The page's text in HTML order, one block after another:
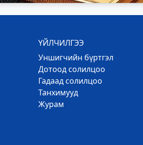
ҮЙЛЧИЛГЭЭ
Уншигчийн бүртгэл
Дотоод солилцоо
Гадаад солилцоо
Танхимууд
Журам